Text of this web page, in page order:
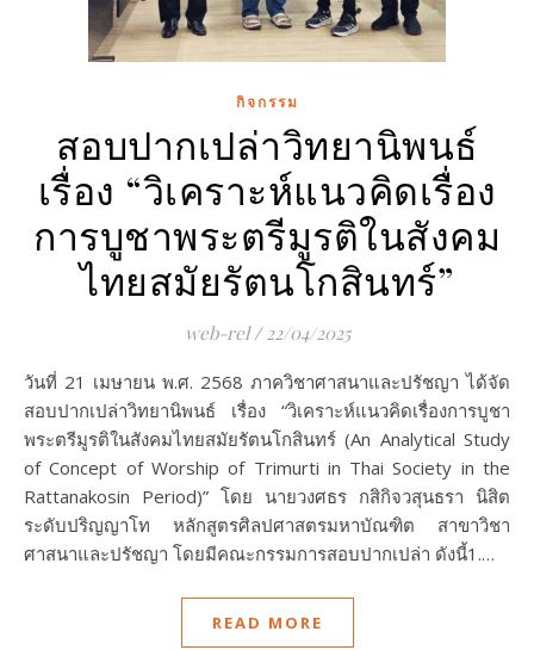
กิจกรรม
สอบปากเปล่าวิทยานิพนธ์
เรื่อง “วิเคราะห์แนวคิดเรื่อง
การบูชาพระตรีมูรติในสังคม
ไทยสมัยรัตนโกสินทร์”
web-rel / 22/04/2025
วันที่ 21 เมษายน พ.ศ. 2568 ภาควิชาศาสนาและปรัชญา ได้จัด
สอบปากเปล่าวิทยานิพนธ์ เรื่อง “วิเคราะห์แนวคิดเรื่องการบูชา
พระตรีมูรติในสังคมไทยสมัยรัตนโกสินทร์ (An Analytical Study
of Concept of Worship of Trimurti in Thai Society in the
Rattanakosin Period)” โดย นายวงศธร กสิกิจวสุนธรา นิสิต
ระดับปริญญาโท หลักสูตรศิลปศาสตรมหาบัณฑิต สาขาวิชา
ศาสนาและปรัชญา โดยมีคณะกรรมการสอบปากเปล่า ดังนี้1.…
READ MORE